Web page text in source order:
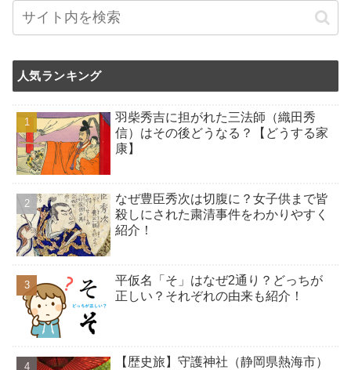
人気ランキング
羽柴秀吉に担がれた三法師（織田秀
信）はその後どうなる？【どうする家
康】
なぜ豊臣秀次は切腹に？女子供まで皆
殺しにされた粛清事件をわかりやすく
紹介！
平仮名「そ」はなぜ2通り？どっちが
正しい？それぞれの由来も紹介！
【歴史旅】守護神社（静岡県熱海市）